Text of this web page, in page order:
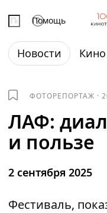
Помощь
Новости Кино
ФОТОРЕПОРТАЖ ·
ЛАФ:
и пользе
2 сентября 2025
Фестиваль,